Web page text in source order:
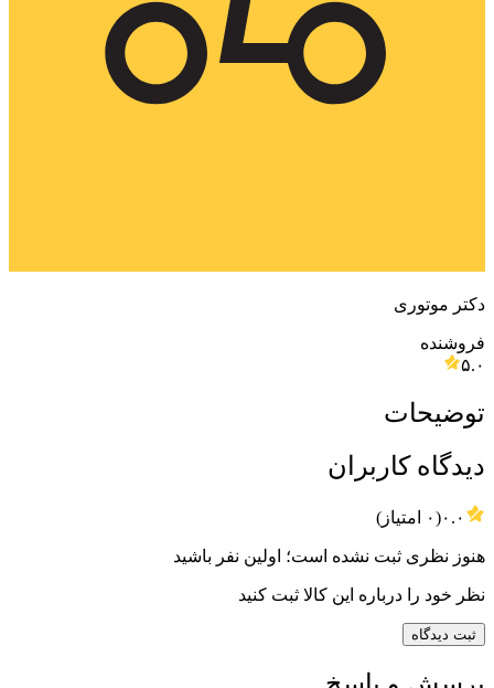
دکتر موتوری
فروشنده
۵.۰
توضیحات
دیدگاه کاربران
۰.۰(۰ امتیاز)
هنوز نظری ثبت نشده است؛ اولین نفر باشید
نظر خود را درباره این کالا ثبت کنید
ثبت دیدگاه